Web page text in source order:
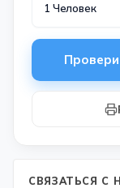
1 Человек
СВЯЗАТЬСЯ С